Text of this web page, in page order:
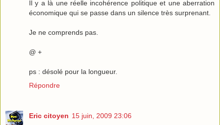
Il y a là une réelle incohérence politique et une aberration
économique qui se passe dans un silence très surprenant.
Je ne comprends pas.
@ +
ps : désolé pour la longueur.
Répondre
Eric citoyen 15 juin, 2009 23:06